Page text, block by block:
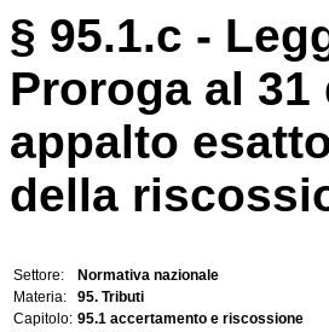
§ 95.1.c -
Proroga al
appalto
della
Settore:
Normativa nazionale
Materia:
95. Tributi
Capitolo: 95.1 accertamento e riscossione